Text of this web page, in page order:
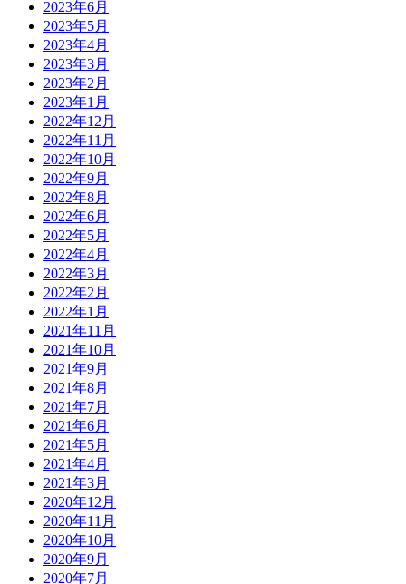
2023年6月
2023年5月
2023年4月
2023年3月
2023年2月
2023年1月
2022年12月
2022年11月
2022年10月
2022年9月
2022年8月
2022年6月
2022年5月
2022年4月
2022年3月
2022年2月
2022年1月
2021年11月
2021年10月
2021年9月
2021年8月
2021年7月
2021年6月
2021年5月
2021年4月
2021年3月
2020年12月
2020年11月
2020年10月
2020年9月
2020年7月